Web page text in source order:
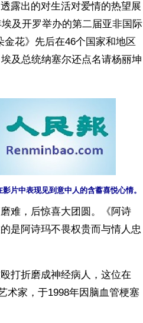
露出的对生活对爱情的热望展
及开罗举办的第二届亚非国际
金花》先后在46个国家和地区
及总统纳塞尔还点名请杨丽坤
影片中表现见到意中人的含蓄喜悦心情。
难，后惊喜大团圆。《阿诗
是阿诗玛不畏权贵而与情人忠
打折磨成神经病人，这位在
术家，于1998年因脑血管梗塞